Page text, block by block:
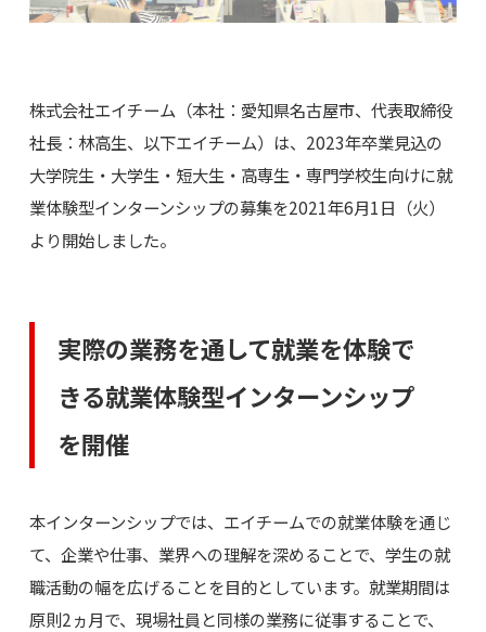
株式会社エイチーム（本社：愛知県名古屋市、代表取締役
社長：林高生、以下エイチーム）は、2023年卒業見込の
大学院生・大学生・短大生・高専生・専門学校生向けに就
業体験型インターンシップの募集を2021年6月1日（火）
より開始しました。
実際の業務を通して就業を体験で
きる就業体験型インターンシップ
を開催
本インターンシップでは、エイチームでの就業体験を通じ
て、企業や仕事、業界への理解を深めることで、学生の就
職活動の幅を広げることを目的としています。就業期間は
原則2ヵ月で、現場社員と同様の業務に従事することで、